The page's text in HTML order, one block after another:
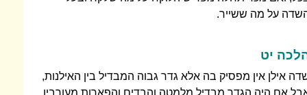
על מה ששייר.
יט
אילן אין מפסיק בה אלא גדר גבוה המבדיל בין האילנות,
אם היה הגדר מבדיל מלמטה והבדים והפארות מעורבין